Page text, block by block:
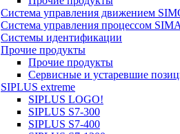
Система управления движением
Система управления процессом
Системы идентификации
Прочие продукты
Прочие продукты
Сервисные и устаревшие
SIPLUS extreme
SIPLUS LOGO!
SIPLUS S7-300
SIPLUS S7-400